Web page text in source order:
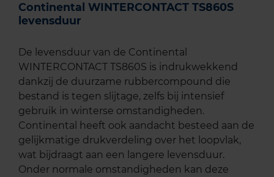
Continental WINTERCONTACT TS860S
levensduur
De levensduur van de Continental
WINTERCONTACT TS860S is indrukwekkend
dankzij de duurzame rubbercompound die
bestand is tegen slijtage, zelfs bij intensief
gebruik in winterse omstandigheden.
Continental heeft ook aandacht besteed aan de
gelijkmatige drukverdeling over het loopvlak,
wat bijdraagt aan een langere levensduur.
Onder normale omstandigheden kan deze